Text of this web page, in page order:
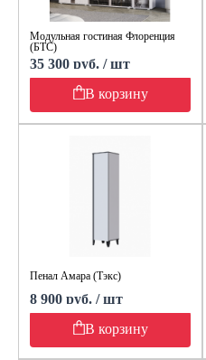
Модульная гостиная Флоренция
(БТС)
35 300 руб. / шт
В корзину
Пенал Амара (Тэкс)
8 900 руб. / шт
В корзину